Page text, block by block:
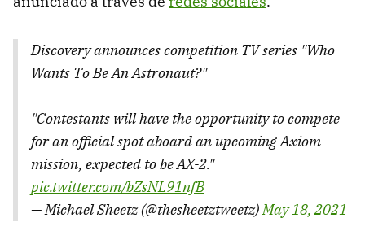
Discovery announces competition TV series "Who
Wants To Be An Astronaut?"
"Contestants will have the opportunity to compete
for an official spot aboard an upcoming Axiom
mission, expected to be AX-2."
pic.twitter.com/bZsNL91nfB
— Michael Sheetz (@thesheetztweetz)May 18, 2021